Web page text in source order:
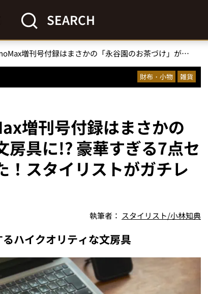
SEARCH
【何コレ欲しい】MonoMax増刊号付録はまさかの「永谷園のお茶づけ」が文房具に!? 豪華すぎる7点セットが神クオリティだった！スタイリストがガチレビュー
財布・小物 雑貨
増刊号付録はまさかの
房具に!? 豪華すぎる7点セ
！スタイリストがガチレ
執筆者： スタイリスト/小林知典
ハイクオリティな文房具